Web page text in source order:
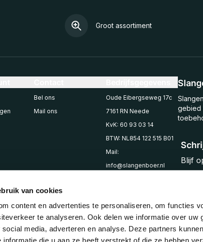
van cookies
content en advertenties te personaliseren, om functies
te analyseren. Ook delen we informatie over uw
media, adverteren en analyse. Deze partners
informatie die u aan ze heeft verstrekt of die ze hebben
Groot assortiment
Blijf
gebied
Bel ons
Mail ons
Oude Eibergseweg 17c
7161 RN Neede
KvK: 60 93 03 14
BTW: NL854 122 515 B01
Mail:
info@slangenboer.nl